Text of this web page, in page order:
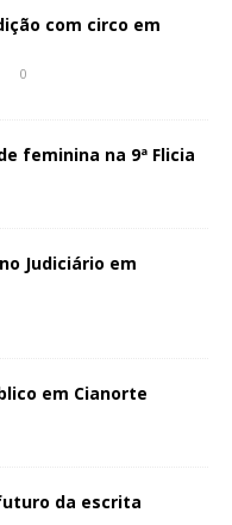
com circo em
0
feminina na 9ª Flicia
Judiciário em
em Cianorte
da escrita